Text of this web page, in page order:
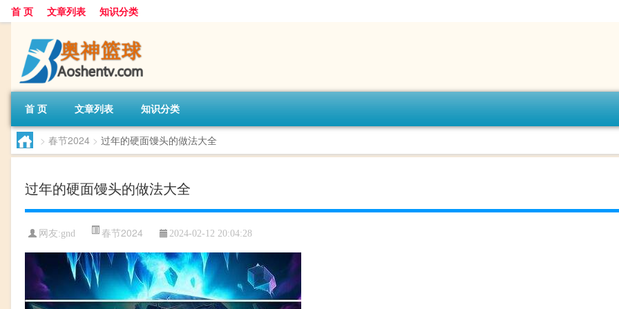
首 页 文章列表 知识分类
首 页 文章列表 知识分类
> 春节2024 > 过年的硬面馒头的做法大全
过年的硬面馒头的做法大全
网友:gnd 春节2024 2024-02-12 20:04:28